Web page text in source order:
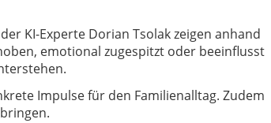
KI-Experte Dorian Tsolak zeigen anhand
emotional zugespitzt oder beeinflusst
Impulse für den Familienalltag. Zudem